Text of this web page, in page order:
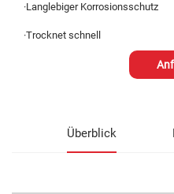
·Langlebiger Korrosionsschutz
·Trocknet schnell
Überblick